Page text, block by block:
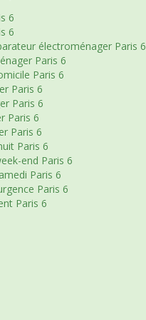
6
6
électroménager Paris 6
Paris 6
Paris 6
Paris 6
Paris 6
Paris 6
Paris 6
Paris 6
end Paris 6
Paris 6
Paris 6
Paris 6